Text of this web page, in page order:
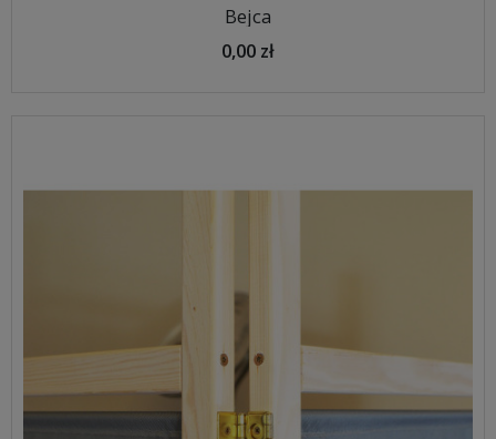
Bejca
0,00 zł